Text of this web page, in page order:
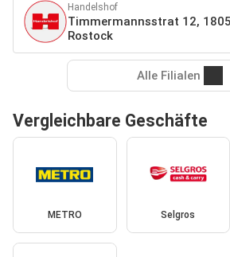
Handelshof
Timmermannsstrat 12,
Rostock
Alle Filialen
Vergleichbare Geschäfte
METRO Selgros